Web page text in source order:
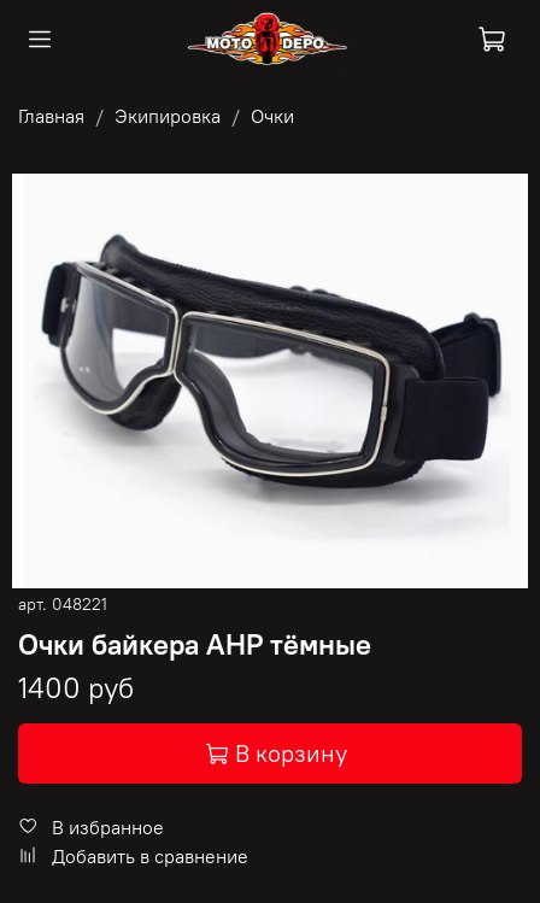
Главная Экипировка Очки
арт. 048221
Очки байкера AHP тёмные
1400 руб
В корзину
В избранное
Добавить в сравнение